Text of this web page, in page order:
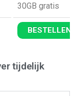
30GB gratis
BESTELLEN
tijdelijk